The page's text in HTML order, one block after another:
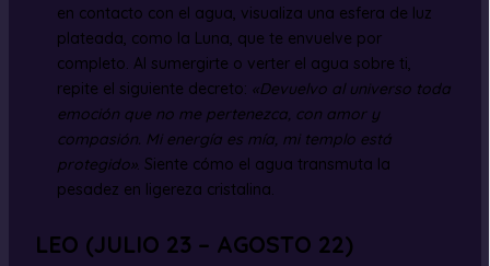
en contacto con el agua, visualiza una esfera de luz
plateada, como la Luna, que te envuelve por
completo. Al sumergirte o verter el agua sobre ti,
repite el siguiente decreto: «Devuelvo al universo toda
emoción que no me pertenezca, con amor y
compasión. Mi energía es mía, mi templo está
protegido». Siente cómo el agua transmuta la
pesadez en ligereza cristalina.
LEO (JULIO 23 – AGOSTO 22)